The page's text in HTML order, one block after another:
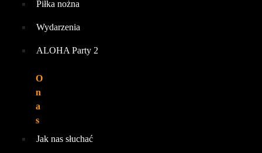
Piłka nożna
Wydarzenia
ALOHA Party 2
O
n
a
s
Jak nas słuchać